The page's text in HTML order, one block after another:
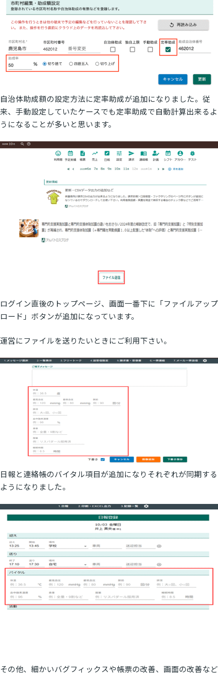
自治体助成額の設定方法に定率助成が追加になりました。従
来、手動設定していたケースでも定率助成で自動計算出来るよ
うになることが多いと思います。
ログイン直後のトップページ、画面一番下に「ファイルアップ
ロード」ボタンが追加になっています。
運営にファイルを送りたいときにご利用下さい。
日報と連絡帳のバイタル項目が追加になりそれぞれが同期する
ようになりました。
その他、細かいバグフィックスや帳票の改善、画面の改善など